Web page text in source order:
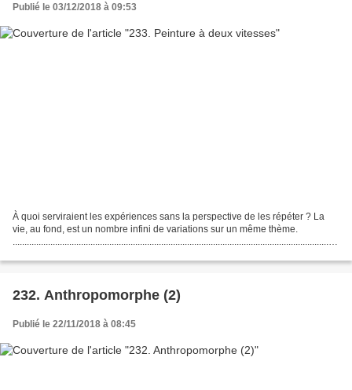
Publié le 03/12/2018 à 09:53
À quoi serviraient les expériences sans la perspective de les répéter ? La
vie, au fond, est un nombre infini de variations sur un même thème.
........................................................................................................................................
232. Anthropomorphe (2)
Publié le 22/11/2018 à 08:45